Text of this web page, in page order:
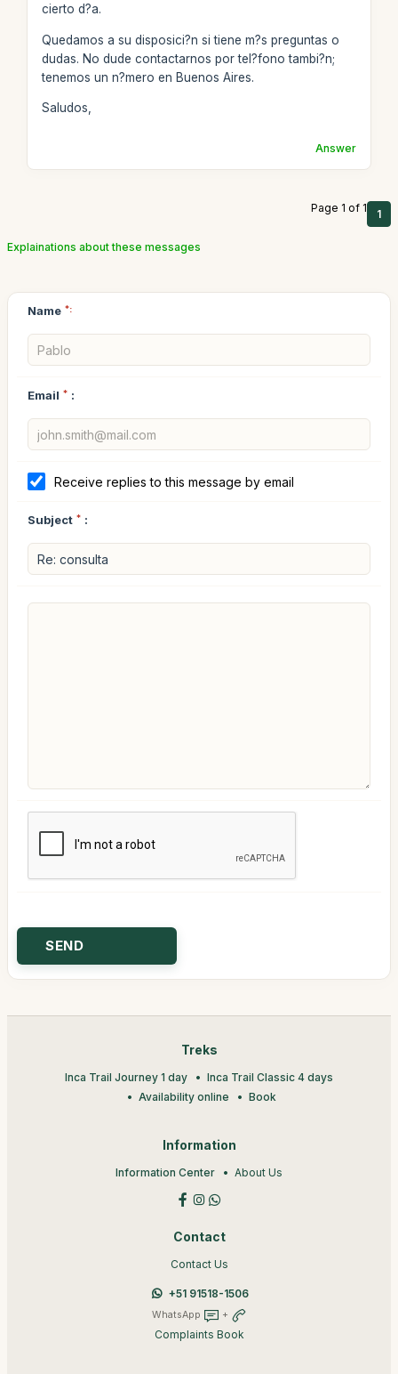
cierto d?a.
Quedamos a su disposici?n si tiene m?s preguntas o
dudas. No dude contactarnos por tel?fono tambi?n;
tenemos un n?mero en Buenos Aires.
Saludos,
Answer
Page 1 of 1 1
Explainations about these messages
Name *:
Email * :
Receive replies to this message by email
Subject * :
Treks
Inca Trail Journey 1 day
Inca Trail Classic 4 days
Availability online
Book
Information
Information Center About Us
Contact
Contact Us
+51 91518-1506
WhatsApp +
Complaints Book